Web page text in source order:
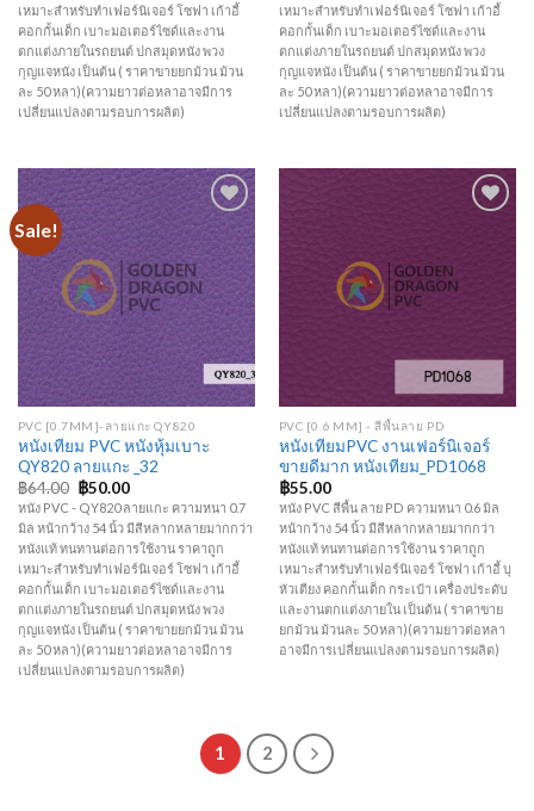
เหมาะสำหรับทำเฟอร์นิเจอร์ โซฟา เก้าอี้
คอกกั้นเด็ก เบาะมอเตอร์ไซด์และงาน
ตกแต่งภายในรถยนต์ ปกสมุดหนัง พวง
กุญแจหนัง เป็นต้น ( ราคาขายยกม้วน ม้วน
ละ 50 หลา)(ความยาวต่อหลาอาจมีการ
เปลี่ยนแปลงตามรอบการผลิต)
เหมาะสำหรับทำเฟอร์นิเจอร์ โซฟา เก้าอี้
คอกกั้นเด็ก เบาะมอเตอร์ไซด์และงาน
ตกแต่งภายในรถยนต์ ปกสมุดหนัง พวง
กุญแจหนัง เป็นต้น ( ราคาขายยกม้วน ม้วน
ละ 50 หลา)(ความยาวต่อหลาอาจมีการ
เปลี่ยนแปลงตามรอบการผลิต)
Sale!
Add to
Wishlist
PVC [0.7MM]-ลายแกะ QY820
หนังเทียม PVC หนังหุ้มเบาะ
QY820 ลายแกะ _32
฿64.00 ฿50.00
หนัง PVC - QY820 ลายแกะ ความหนา 0.7
มิล หน้ากว้าง 54 นิ้ว มีสีหลากหลายมากกว่า
หนังแท้ ทนทานต่อการใช้งาน ราคาถูก
เหมาะสำหรับทำเฟอร์นิเจอร์ โซฟา เก้าอี้
คอกกั้นเด็ก เบาะมอเตอร์ไซด์และงาน
ตกแต่งภายในรถยนต์ ปกสมุดหนัง พวง
กุญแจหนัง เป็นต้น ( ราคาขายยกม้วน ม้วน
ละ 50 หลา)(ความยาวต่อหลาอาจมีการ
เปลี่ยนแปลงตามรอบการผลิต)
PVC [0.6 MM] - สีพื้นลาย PD
หนังเทียมPVC งานเฟอร์นิเจอร์
ขายดีมาก หนังเทียม_PD1068
฿55.00
หนัง PVC สีพื้น ลาย PD ความหนา 0.6 มิล
หน้ากว้าง 54 นิ้ว มีสีหลากหลายมากกว่า
หนังแท้ ทนทานต่อการใช้งาน ราคาถูก
เหมาะสำหรับทำเฟอร์นิเจอร์ โซฟา เก้าอี้ บุ
หัวเตียง คอกกั้นเด็ก กระเป๋า เครื่องประดับ
และงานตกแต่งภายใน เป็นต้น ( ราคาขาย
ยกม้วน ม้วนละ 50 หลา)(ความยาวต่อหลา
อาจมีการเปลี่ยนแปลงตามรอบการผลิต)
1 2